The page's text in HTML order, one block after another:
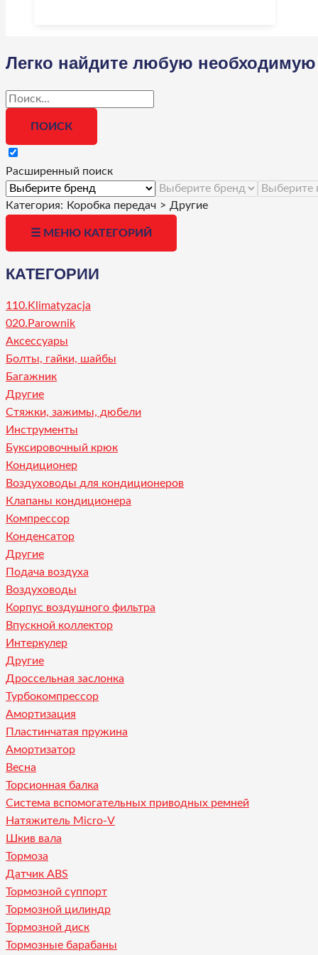
Легко найдите любую необходимую
Расширенный поиск
Категория: Коробка передач > Другие
☰ МЕНЮ КАТЕГОРИЙ
КАТЕГОРИИ
110.Klimatyzacja
020.Parownik
Аксессуары
Болты, гайки, шайбы
Багажник
Другие
Стяжки, зажимы, дюбели
Инструменты
Буксировочный крюк
Кондиционер
Воздуховоды для кондиционеров
Клапаны кондиционера
Компрессор
Конденсатор
Другие
Подача воздуха
Воздуховоды
Корпус воздушного фильтра
Впускной коллектор
Интеркулер
Другие
Дроссельная заслонка
Турбокомпрессор
Амортизация
Пластинчатая пружина
Амортизатор
Весна
Торсионная балка
Система вспомогательных приводных ремней
Натяжитель Micro-V
Шкив вала
Тормоза
Датчик ABS
Тормозной суппорт
Тормозной цилиндр
Тормозной диск
Тормозные барабаны